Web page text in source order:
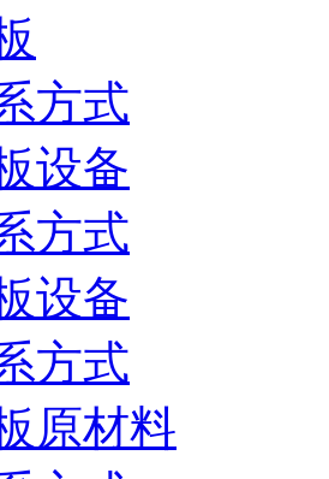
方式
设备
方式
设备
方式
原材料